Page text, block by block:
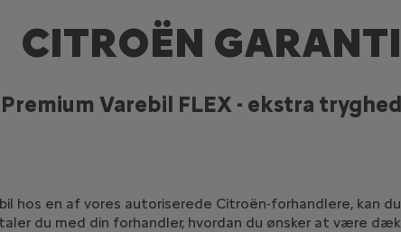
CITROËN
Varebil FLEX - ekstra
hos en af vores autoriserede Citroën-forhandlere, kan
du med din forhandler, hvordan du ønsker at være